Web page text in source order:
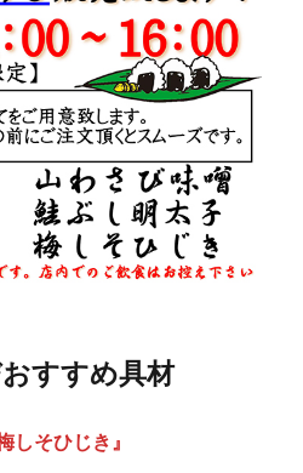
すすめ具材
しそひじき』